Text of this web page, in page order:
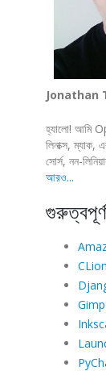
Jonathan
হ্যালো! আমি
লিনাক্স,
সোর্স, নন-
আরও...
CLion
Gimp